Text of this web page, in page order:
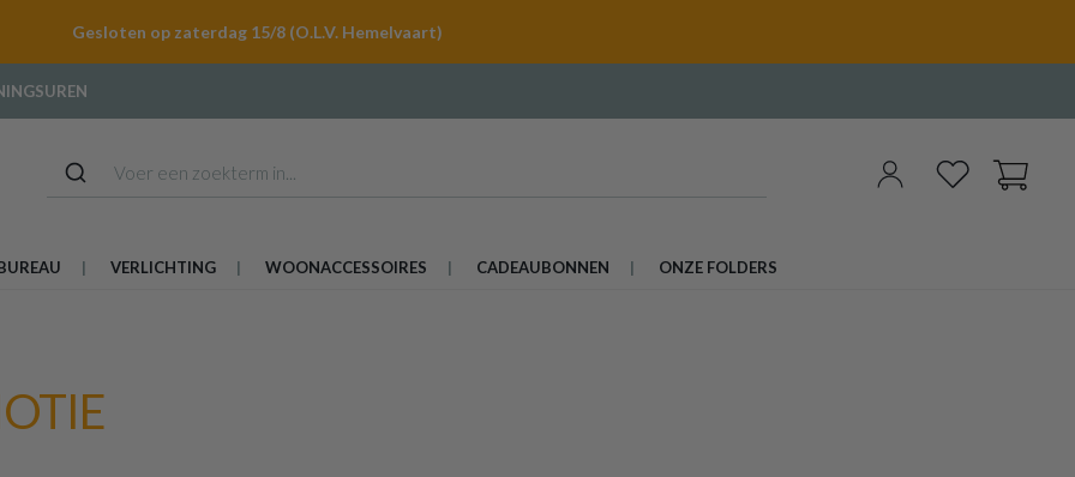
Gesloten op zaterdag 15/8 (O.L.V. Hemelvaart)
VERLICHTING WOONACCESSOIRES CADEAUBONNEN ONZE FOLDERS